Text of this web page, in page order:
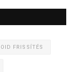
FRISSÍTÉS